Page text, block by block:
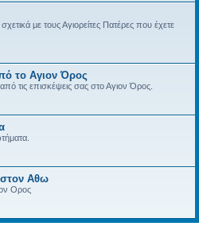
με τους Αγιορείτες Πατέρες που έχετε
το Αγιον Όρος
από τις επισκέψεις σας στο Αγιον Όρος.
στον Αθω
Ορος